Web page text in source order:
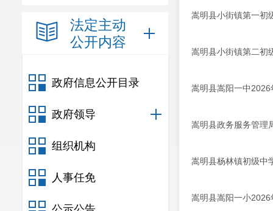
法定主动
公开内容
政府信息公开目录
政府领导
组织机构
人事任免
嵩明县小街镇第一初
嵩明县小街镇第二初
嵩明县嵩阳一中
嵩明县政务服务管理
嵩明县杨林镇初级中
嵩明县嵩阳一小